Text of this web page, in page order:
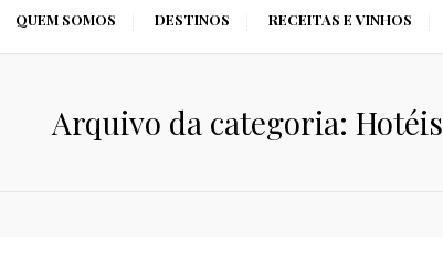
QUEM SOMOS DESTINOS RECEITAS E VINHOS
Arquivo da categoria: Hotéis